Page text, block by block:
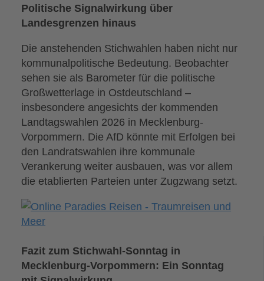
Politische Signalwirkung über
Landesgrenzen hinaus
Die anstehenden Stichwahlen haben nicht nur
kommunalpolitische Bedeutung. Beobachter
sehen sie als Barometer für die politische
Großwetterlage in Ostdeutschland –
insbesondere angesichts der kommenden
Landtagswahlen 2026 in Mecklenburg-
Vorpommern. Die AfD könnte mit Erfolgen bei
den Landratswahlen ihre kommunale
Verankerung weiter ausbauen, was vor allem
die etablierten Parteien unter Zugzwang setzt.
Fazit zum Stichwahl-Sonntag in
Mecklenburg-Vorpommern: Ein Sonntag